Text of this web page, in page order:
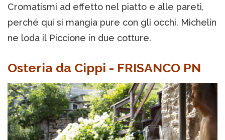
Cromatismi ad effetto nel piatto e alle pareti,
perché qui si mangia pure con gli occhi. Michelin
ne loda il Piccione in due cotture.
Osteria da Cippi - FRISANCO PN